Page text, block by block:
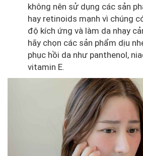
không nên sử dụng các sản
hay retinoids mạnh vì chúng
độ kích ứng và làm da nhạy
hãy chọn các sản phẩm dịu
phục hồi da như panthenol,
vitamin E.